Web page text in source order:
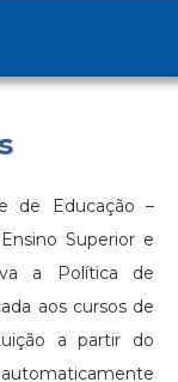
de Educação –
Superior e
a Política de
aos cursos de
a partir do